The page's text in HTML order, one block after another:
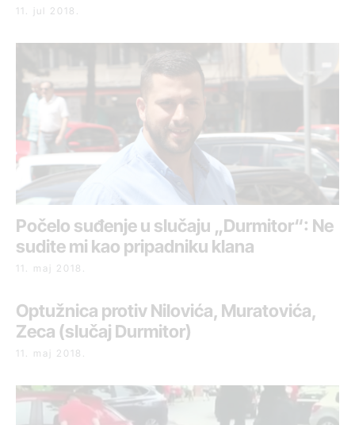
11. jul 2018.
Počelo suđenje u slučaju „Durmitor“: Ne
sudite mi kao pripadniku klana
11. maj 2018.
Optužnica protiv Nilovića, Muratovića,
Zeca (slučaj Durmitor)
11. maj 2018.